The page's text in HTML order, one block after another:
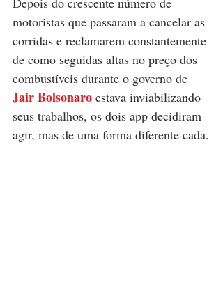
motoristas que passaram a cancelar as
corridas e reclamarem constantemente
de como seguidas altas no preço dos
combustíveis durante o governo de
Jair Bolsonaro estava inviabilizando
seus trabalhos, os dois app decidiram
agir, mas de uma forma diferente cada.